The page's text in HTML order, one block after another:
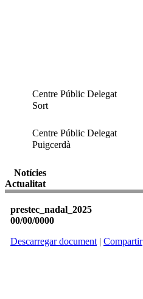
Centre Públic Delegat
Sort
Centre Públic Delegat
Puigcerdà
Notícies
Actualitat
prestec_nadal_2025
00/00/0000
Descarregar document | Compartir